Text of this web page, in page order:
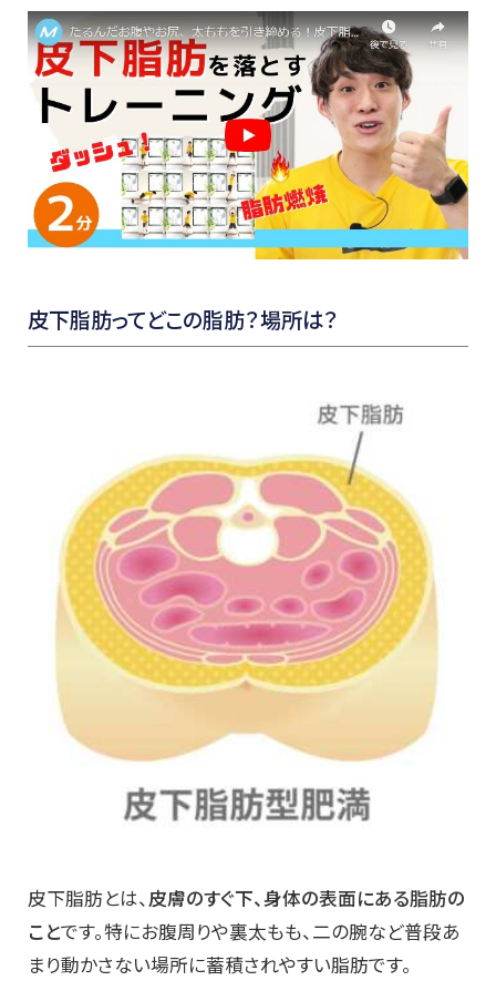
皮下脂肪ってどこの脂肪？場所は？
皮下脂肪とは、皮膚のすぐ下、身体の表面にある脂肪の
ことです。特にお腹周りや裏太もも、二の腕など普段あ
まり動かさない場所に蓄積されやすい脂肪です。